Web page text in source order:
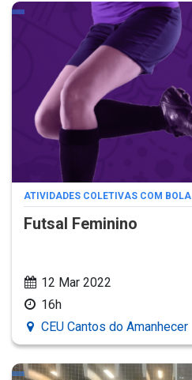
ATIVIDADES COLETIVAS COM BOLA
Futsal Feminino
12 Mar 2022
16h
CEU Cantos do Amanhecer